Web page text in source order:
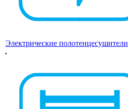
Электрические полотенцесушители